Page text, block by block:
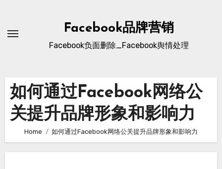
content
Facebook品牌营销
Facebook负面删除_Facebook舆情处理
如何通过Facebook网络公
关提升品牌形象和影响力
Home 如何通过Facebook网络公关提升品牌形象和影响力